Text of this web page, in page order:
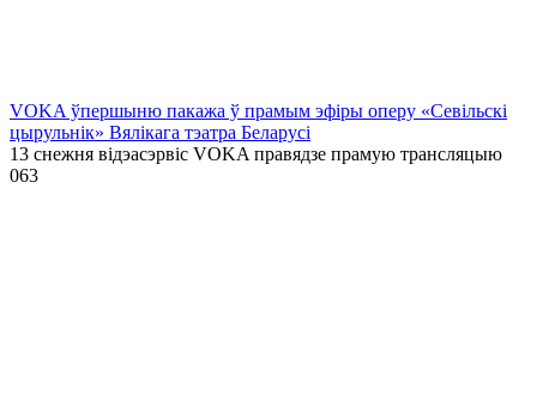
VOKA ўпершыню пакажа ў прамым эфіры оперу «Севільскі
цырульнік» Вялікага тэатра Беларусі
13 снежня відэасэрвіс VOKA правядзе прамую трансляцыю
063